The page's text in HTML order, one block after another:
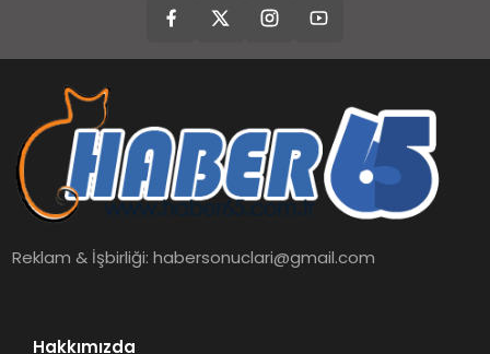
Reklam & İşbirliği:habersonuclari@gmail.com
Hakkımızda